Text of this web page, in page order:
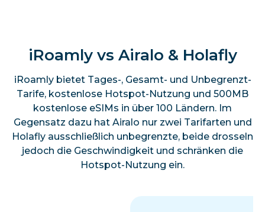
iRoamly vs Airalo & Holafly
iRoamly bietet Tages-, Gesamt- und Unbegrenzt-
Tarife, kostenlose Hotspot-Nutzung und 500MB
kostenlose eSIMs in über 100 Ländern. Im
Gegensatz dazu hat Airalo nur zwei Tarifarten und
Holafly ausschließlich unbegrenzte, beide drosseln
jedoch die Geschwindigkeit und schränken die
Hotspot-Nutzung ein.